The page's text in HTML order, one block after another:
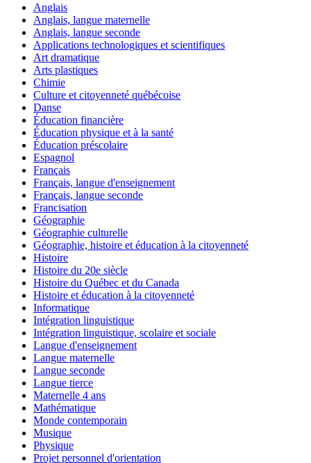
Anglais
Anglais, langue maternelle
Anglais, langue seconde
Applications technologiques et scientifiques
Art dramatique
Arts plastiques
Chimie
Culture et citoyenneté québécoise
Danse
Éducation financière
Éducation physique et à la santé
Éducation préscolaire
Espagnol
Français
Français, langue d'enseignement
Français, langue seconde
Francisation
Géographie
Géographie culturelle
Géographie, histoire et éducation à la citoyenneté
Histoire
Histoire du 20e siècle
Histoire du Québec et du Canada
Histoire et éducation à la citoyenneté
Informatique
Intégration linguistique
Intégration linguistique, scolaire et sociale
Langue d'enseignement
Langue maternelle
Langue seconde
Langue tierce
Maternelle 4 ans
Mathématique
Monde contemporain
Musique
Physique
Projet personnel d'orientation